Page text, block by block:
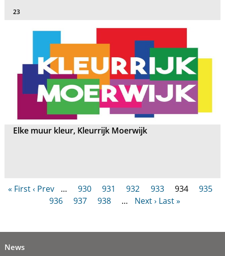
23
Elke muur kleur, Kleurrijk Moerwijk
« First‹ Prev … 930 931 932 933 934
935
936
937 938 … Next › Last »
News